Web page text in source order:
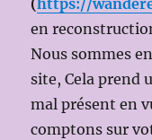
(https://
en
Nous sommes
site, Cela prend
mal présent en
comptons sur